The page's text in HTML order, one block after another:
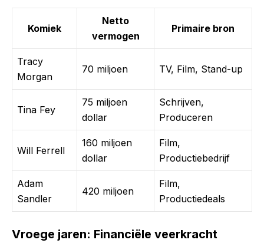
Komiek
Netto
vermogen
Primaire bron
Tracy
Morgan
70 miljoen TV, Film, Stand-up
Tina Fey
75 miljoen
dollar
Schrijven,
Produceren
Will Ferrell
160 miljoen
dollar
Film,
Productiebedrijf
Adam
Sandler
420 miljoen
Film,
Productiedeals
Vroege jaren: Financiële veerkracht